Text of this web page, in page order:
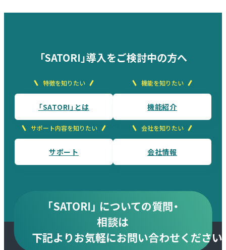
「SATORI」導入をご検討中の方へ
特徴を知りたい
「SATORI」とは
機能を知りたい
機能紹介
サポート内容を知りたい
サポート
会社を知りたい
会社情報
「SATORI」 についての質問・
相談は
下記よりお気軽にお問い合わせください